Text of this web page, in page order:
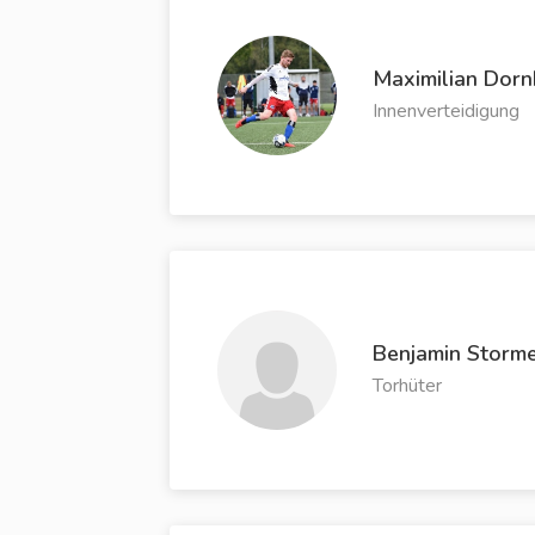
Maximilian
Innenverteidigung
Benjamin
Torhüter